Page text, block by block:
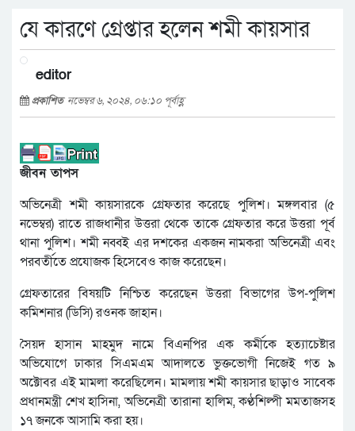
যে কারণে গ্রেপ্তার হলেন শমী কায়সার
editor
প্রকাশিত নভেম্বর ৬, ২০২৪, ০৬:১০ পূর্বাহ্ণ
জীবন তাপস
অভিনেত্রী শমী কায়সারকে গ্রেফতার করেছে পুলিশ। মঙ্গলবার (৫
নভেম্বর) রাতে রাজধানীর উত্তরা থেকে তাকে গ্রেফতার করে উত্তরা পূর্ব
থানা পুলিশ। শমী নব্বই এর দশকের একজন নামকরা অভিনেত্রী এবং
পরবর্তীতে প্রযোজক হিসেবেও কাজ করেছেন।
গ্রেফতারের বিষয়টি নিশ্চিত করেছেন উত্তরা বিভাগের উপ-পুলিশ
কমিশনার (ডিসি) রওনক জাহান।
সৈয়দ হাসান মাহমুদ নামে বিএনপির এক কর্মীকে হত্যাচেষ্টার
অভিযোগে ঢাকার সিএমএম আদালতে ভুক্তভোগী নিজেই গত ৯
অক্টোবর এই মামলা করেছিলেন। মামলায় শমী কায়সার ছাড়াও সাবেক
প্রধানমন্ত্রী শেখ হাসিনা, অভিনেত্রী তারানা হালিম, কণ্ঠশিল্পী মমতাজসহ
১৭ জনকে আসামি করা হয়।